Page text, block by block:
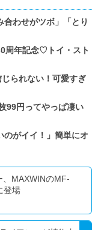
わせがツボ」「とり
周年記念♡トイ・スト
られない！可愛すぎ
99円ってやっぱ凄い
のがイイ！」簡単にオ
、MAXWINのMF-
登場